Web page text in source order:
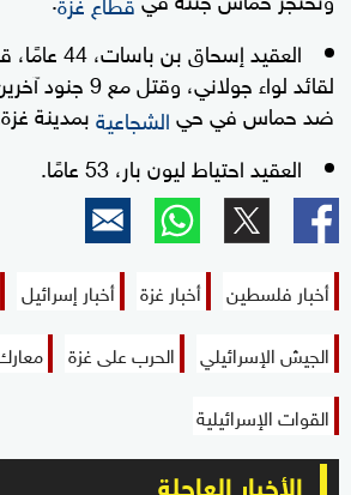
العقيد إسحاق
لقائد لواء
ضد حماس في حيالشجاعيةبمدينة
العقيد احتياط ليون بار، 53 عامًا.
أخبار فلسطين أخبار غزة أخبار إسرائيل
الجيش الإسرائيلي
الحرب على غزة
القوات الإسرائيلية
الأخبار العاجلة